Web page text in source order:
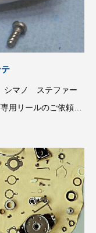
シマノ ステファー
用リールのご依頼で